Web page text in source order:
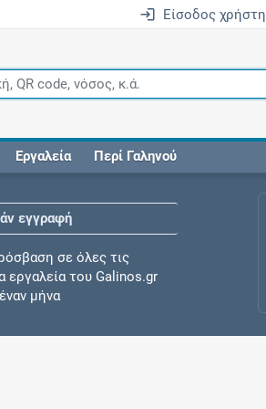
Είσοδος χρήστη
Εργαλεία Περί Γαληνού
εγγραφή
σε όλες τις
εργαλεία του Galinos.gr
μήνα